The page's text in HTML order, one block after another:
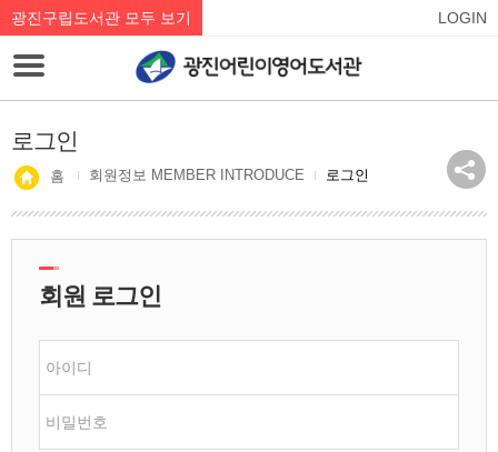
광진구립도서관 모두 보기 LOGIN
로그인
홈 회원정보 MEMBER INTRODUCE 로그인
회원 로그인